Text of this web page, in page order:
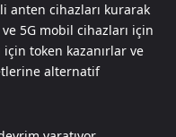
anten cihazları kurarak
5G mobil cihazları için
için token kazanırlar ve
alternatif